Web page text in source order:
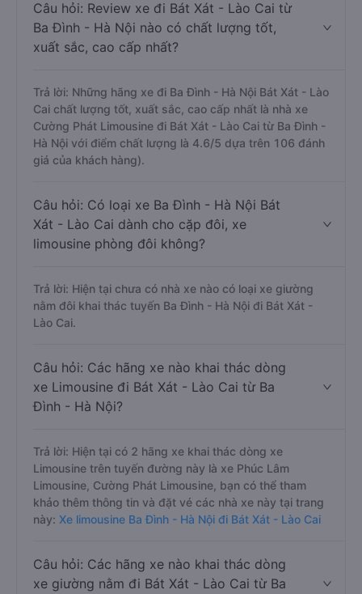
Câu hỏi: Review xe đi Bát Xát - Lào Cai từ
Ba Đình - Hà Nội nào có chất lượng tốt,
xuất sắc, cao cấp nhất?
Trả lời: Những hãng xe đi Ba Đình - Hà Nội Bát Xát - Lào
Cai chất lượng tốt, xuất sắc, cao cấp nhất là nhà xe
Cường Phát Limousine đi Bát Xát - Lào Cai từ Ba Đình -
Hà Nội với điểm chất lượng là 4.6/5 dựa trên 106 đánh
giá của khách hàng).
Câu hỏi: Có loại xe Ba Đình - Hà Nội Bát
Xát - Lào Cai dành cho cặp đôi, xe
limousine phòng đôi không?
Trả lời: Hiện tại chưa có nhà xe nào có loại xe giường
nằm đôi khai thác tuyến Ba Đình - Hà Nội đi Bát Xát -
Lào Cai.
Câu hỏi: Các hãng xe nào khai thác dòng
xe Limousine đi Bát Xát - Lào Cai từ Ba
Đình - Hà Nội?
Trả lời: Hiện tại có 2 hãng xe khai thác dòng xe
Limousine trên tuyến đường này là xe Phúc Lâm
Limousine, Cường Phát Limousine, bạn có thể tham
khảo thêm thông tin và đặt vé các nhà xe này tại trang
này: Xe limousine Ba Đình - Hà Nội đi Bát Xát - Lào Cai
Câu hỏi: Các hãng xe nào khai thác dòng
xe giường nằm đi Bát Xát - Lào Cai từ Ba